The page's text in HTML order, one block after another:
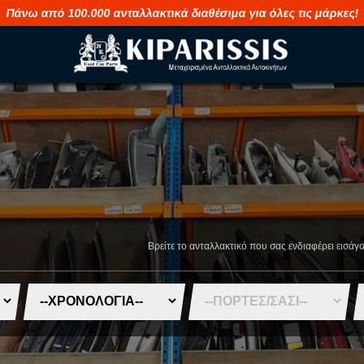
Πάνω από 100.000 ανταλλακτικά διαθέσιμα για όλες τις μάρκες!
M
MAHINDRA
MASERATI
MERCEDES
MG
MINI
S
SAAB
SKODA
SMART
SSANGYONG
Βρείτε το ανταλλακτικό που σας ενδιαφέρει